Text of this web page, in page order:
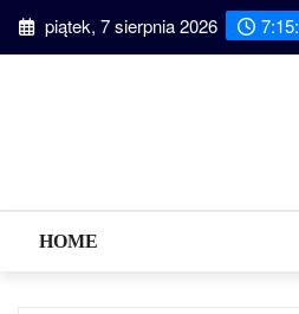
Skip piątek, 7 sierpnia 2026
HOME